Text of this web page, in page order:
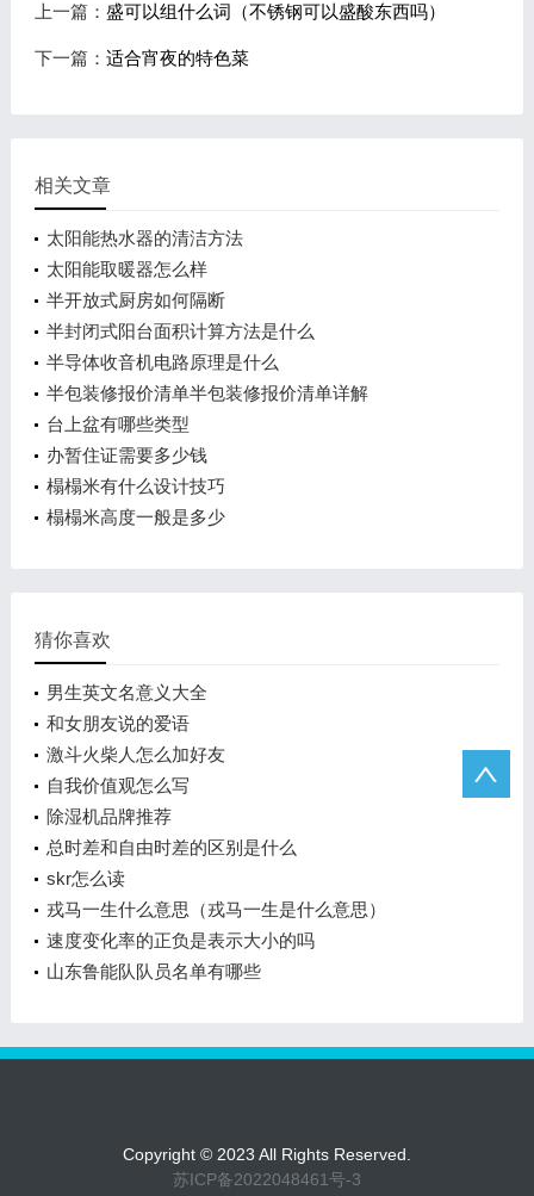
上一篇： 盛可以组什么词（不锈钢可以盛酸东西吗）
下一篇： 适合宵夜的特色菜
相关文章
太阳能热水器的清洁方法
太阳能取暖器怎么样
半开放式厨房如何隔断
半封闭式阳台面积计算方法是什么
半导体收音机电路原理是什么
半包装修报价清单半包装修报价清单详解
台上盆有哪些类型
办暂住证需要多少钱
榻榻米有什么设计技巧
榻榻米高度一般是多少
猜你喜欢
男生英文名意义大全
和女朋友说的爱语
激斗火柴人怎么加好友
自我价值观怎么写
除湿机品牌推荐
总时差和自由时差的区别是什么
skr怎么读
戎马一生什么意思（戎马一生是什么意思）
速度变化率的正负是表示大小的吗
山东鲁能队队员名单有哪些
Copyright © 2023 All Rights Reserved.
苏ICP备2022048461号-3